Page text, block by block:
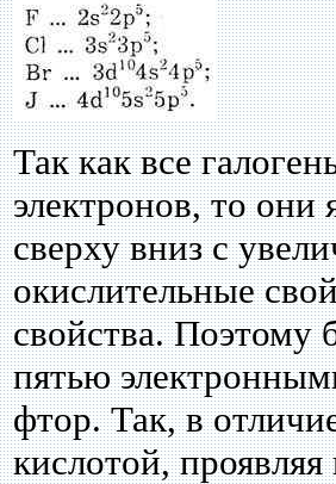
Так как все
электронов, то
сверху вниз с
окислительные
свойства. Поэтому
пятью
фтор. Так, в
кислотой,